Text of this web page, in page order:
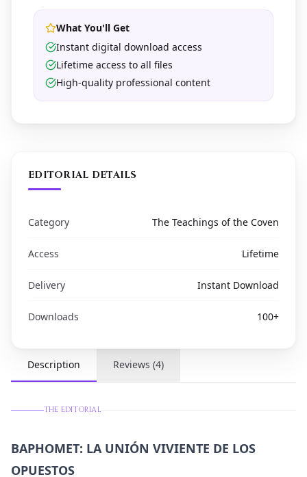
EDITORIAL DETAILS
Category The Teachings of the Coven
Access Lifetime
Delivery Instant Download
Downloads 100+
What You'll Get
Instant digital download access
Lifetime access to all files
High-quality professional content
Description Reviews (4)
THE EDITORIAL
BAPHOMET: LA UNIÓN VIVIENTE DE LOS
OPUESTOS